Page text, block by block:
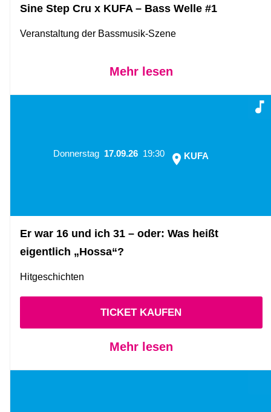
Sine Step Cru x KUFA – Bass Welle #1
Veranstaltung der Bassmusik-Szene
Mehr lesen
Donnerstag 17.09.26 19:30 KUFA
Er war 16 und ich 31 – oder: Was heißt
eigentlich „Hossa“?
Hitgeschichten
TICKET KAUFEN
Mehr lesen